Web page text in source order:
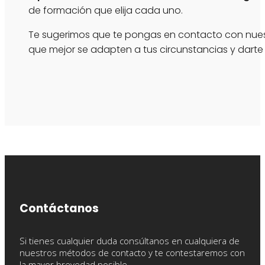
de formación que elija cada uno.
Te sugerimos que te pongas en contacto con
que mejor se adapten a tus circunstancias y
Contáctanos
Si tienes cualquier duda consúltanos en cualquiera de
nuestros métodos de contacto y te contestaremos con